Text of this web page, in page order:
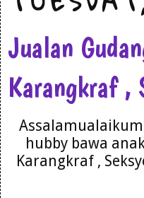
Jualan
Karangkraf ,
hubby bawa
Karangkraf ,